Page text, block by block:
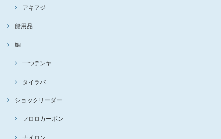
アキアジ
船用品
鯛
一つテンヤ
タイラバ
ショックリーダー
フロロカーボン
ナイロン